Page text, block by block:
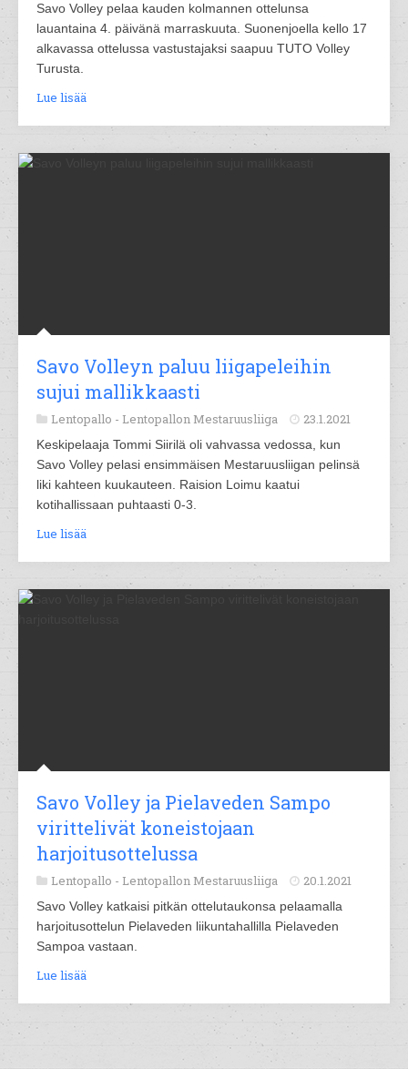
Savo Volley pelaa kauden kolmannen ottelunsa
lauantaina 4. päivänä marraskuuta. Suonenjoella kello 17
alkavassa ottelussa vastustajaksi saapuu TUTO Volley
Turusta.
Lue lisää
Savo Volleyn paluu liigapeleihin
sujui mallikkaasti
Lentopallo - Lentopallon Mestaruusliiga 23.1.2021
Keskipelaaja Tommi Siirilä oli vahvassa vedossa, kun
Savo Volley pelasi ensimmäisen Mestaruusliigan pelinsä
liki kahteen kuukauteen. Raision Loimu kaatui
kotihallissaan puhtaasti 0-3.
Lue lisää
Savo Volley ja Pielaveden Sampo
virittelivät koneistojaan
harjoitusottelussa
Lentopallo - Lentopallon Mestaruusliiga 20.1.2021
Savo Volley katkaisi pitkän ottelutaukonsa pelaamalla
harjoitusottelun Pielaveden liikuntahallilla Pielaveden
Sampoa vastaan.
Lue lisää